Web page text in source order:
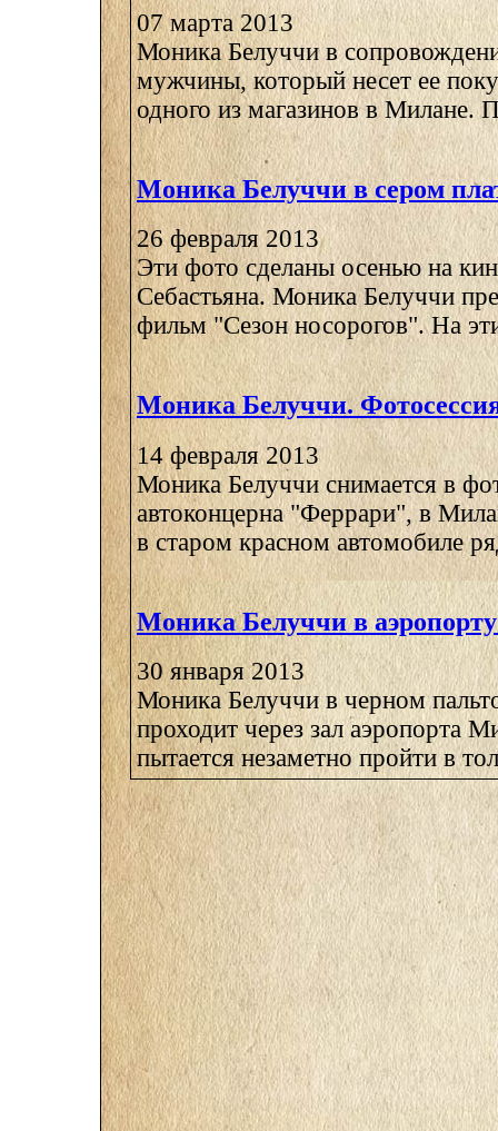
07 марта 2013
Моника Белуччи в
мужчины, который несет ее
одного из магазинов в Милане.
Моника Белуччи в сером
26 февраля 2013
Эти фото сделаны осенью на
Себастьяна. Моника Белуччи
фильм "Сезон носорогов". На
Моника Белуччи.
14 февраля 2013
Моника Белуччи снимается в
автоконцерна "Феррари", в
в старом красном автомобиле
Моника Белуччи в
30 января 2013
Моника Белуччи в черном
проходит через зал аэропорта
пытается незаметно пройти в